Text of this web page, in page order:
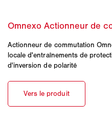
Actionneur de commutation
locale d'entraînements de
d'inversion de polarité